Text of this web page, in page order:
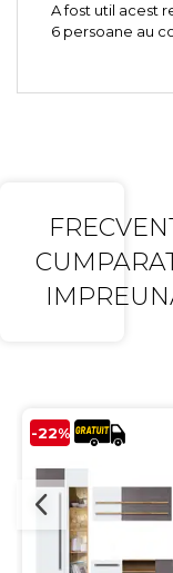
A fost util acest
6 persoane au
-22%